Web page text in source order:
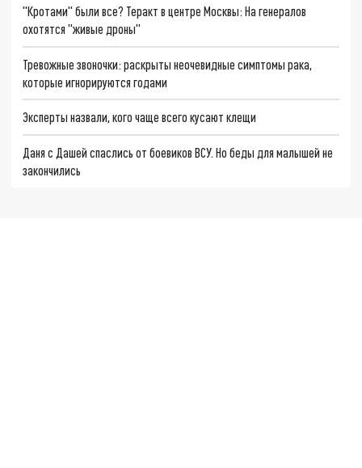
"Кротами" были все? Теракт в центре Москвы: На генералов
охотятся "живые дроны"
Тревожные звоночки: раскрыты неочевидные симптомы рака,
которые игнорируются годами
Эксперты назвали, кого чаще всего кусают клещи
Даня с Дашей спаслись от боевиков ВСУ. Но беды для малышей не
закончились